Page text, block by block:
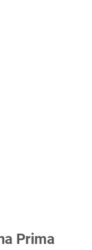
Prima